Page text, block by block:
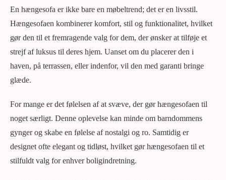
En hængesofa er ikke bare en møbeltrend; det er en livsstil.
Hængesofaen kombinerer komfort, stil og funktionalitet, hvilket
gør den til et fremragende valg for dem, der ønsker at tilføje et
strejf af luksus til deres hjem. Uanset om du placerer den i
haven, på terrassen, eller indenfor, vil den med garanti bringe
glæde.
For mange er det følelsen af at svæve, der gør hængesofaen til
noget særligt. Denne oplevelse kan minde om barndommens
gynger og skabe en følelse af nostalgi og ro. Samtidig er
designet ofte elegant og tidløst, hvilket gør hængesofaen til et
stilfuldt valg for enhver boligindretning.